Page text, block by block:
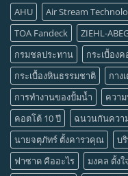
AHU Air Stream
TOA Fandeck
ZIEHL-
กรมชลประทาน
กระเบื้อง
กระเบื้องหินธรรมชาติ
กาง
การทำงานของปั้มน้ำ
ควา
คอตโต้ 10 ปี
ฉนวนกันควา
นายจตุภัทร์ ตั้งคารวคุณ
บ
ฟาซาด คืออะไร
มงคล ตั้ง